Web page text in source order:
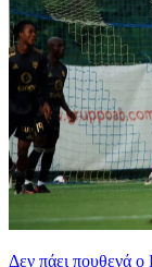
Δεν πάει πουθενά ο